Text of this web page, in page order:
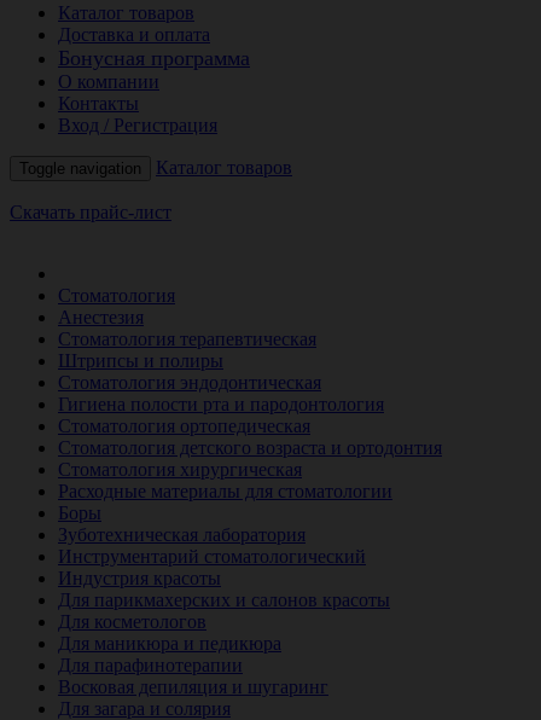
Каталог товаров
Доставка и оплата
Бонусная программа
О компании
Контакты
Вход / Регистрация
Toggle navigation Каталог товаров
Скачать прайс-лист
Стоматология
Анестезия
Стоматология терапевтическая
Штрипсы и полиры
Стоматология эндодонтическая
Гигиена полости рта и пародонтология
Стоматология ортопедическая
Стоматология детского возраста и ортодонтия
Стоматология хирургическая
Расходные материалы для стоматологии
Боры
Зуботехническая лаборатория
Инструментарий стоматологический
Индустрия красоты
Для парикмахерских и салонов красоты
Для косметологов
Для маникюра и педикюра
Для парафинотерапии
Восковая депиляция и шугаринг
Для загара и солярия